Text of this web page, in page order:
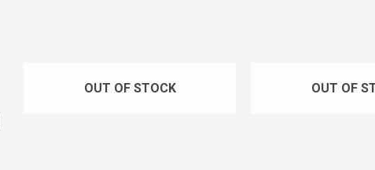
OUT OF STOCK OUT OF